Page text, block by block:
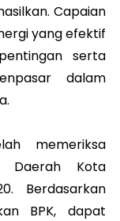
Capaian
yang efektif
serta
dalam
memeriksa
Daerah Kota
Berdasarkan
BPK, dapat